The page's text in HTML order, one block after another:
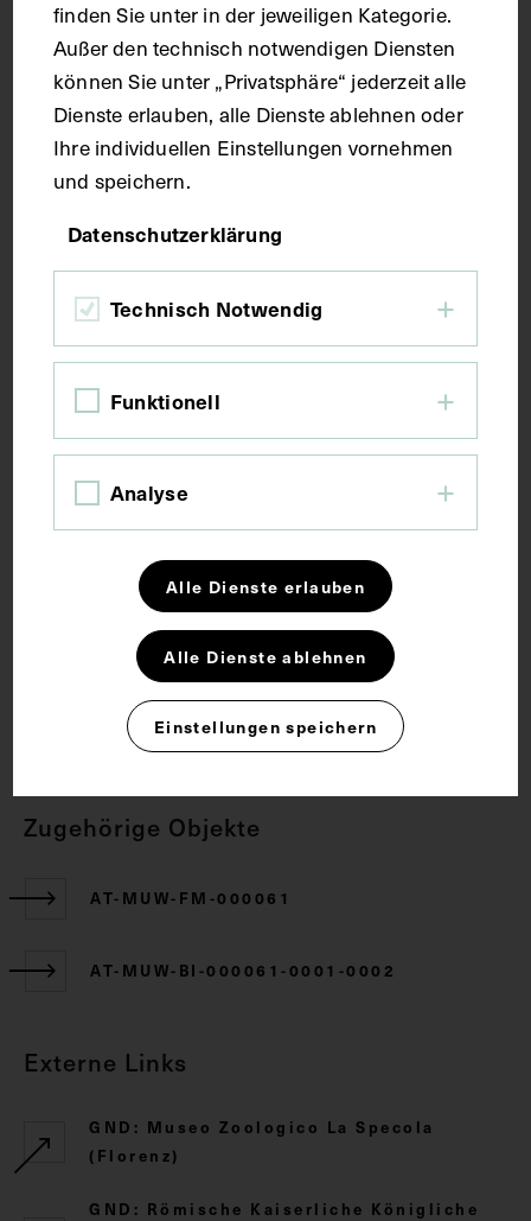
Handschrift
Maße
Seitenblatt 38,7 x 26 cm
deutscher Sprache zum anatomischen Wachsmodell
der tieferen Muskelschicht.
Lehrmittel Muskulatur
CC BY-NC-SA 4.0
Zugehörige Objekte
AT-MUW-FM-000061
AT-MUW-BI-000061-0001-0002
Externe Links
GND: Museo Zoologico La Specola
(Florenz)
GND: Römische Kaiserliche Königliche
finden Sie unter in der jeweiligen Kategorie.
Außer den technisch notwendigen Diensten
können Sie unter „Privatsphäre“ jederzeit alle
Dienste erlauben, alle Dienste ablehnen oder
Ihre individuellen Einstellungen vornehmen
und speichern.
Datenschutzerklärung
Technisch Notwendig
Funktionell
Analyse
Alle Dienste erlauben
Alle Dienste ablehnen
Einstellungen speichern